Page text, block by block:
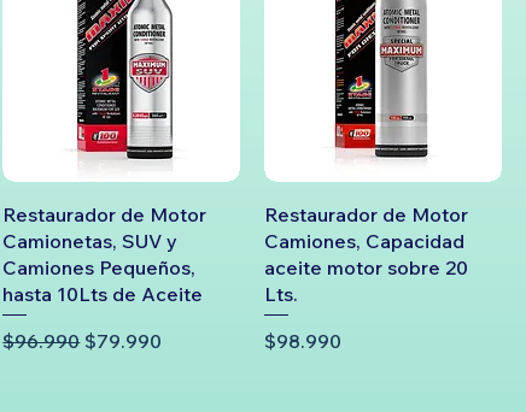
Restaurador de Motor
Camionetas, SUV y
Camiones Pequeños,
hasta 10Lts de Aceite
Precio
$96.990 Precio de oferta
$79.990
Restaurador de Motor
Camiones, Capacidad
aceite motor sobre 20
Lts.
Precio
$98.990